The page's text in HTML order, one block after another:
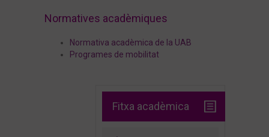
Normatives acadèmiques
Normativa acadèmica de la UAB
Programes de mobilitat
Fitxa acadèmica